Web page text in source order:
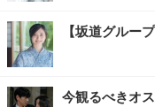
【坂道グルー
今観るべきオ